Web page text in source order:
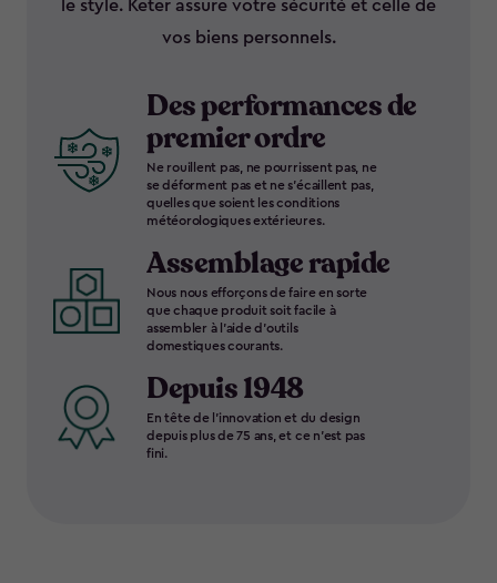
le style. Keter assure votre sécurité et celle de
vos biens personnels.
Des performances de
premier ordre
Ne rouillent pas, ne pourrissent pas, ne
se déforment pas et ne s’écaillent pas,
quelles que soient les conditions
météorologiques extérieures.
Assemblage rapide
Nous nous efforçons de faire en sorte
que chaque produit soit facile à
assembler à l’aide d’outils
domestiques courants.
Depuis 1948
En tête de l’innovation et du design
depuis plus de 75 ans, et ce n’est pas
fini.